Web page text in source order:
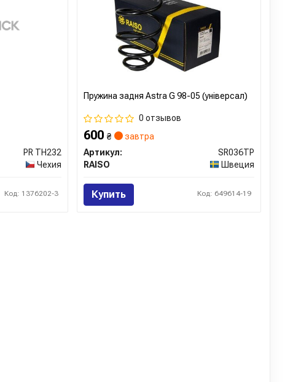
PR TH232
Чехия
Код: 1376202-3
Пружина задня Astra G 98-05 (універсал)
0 отзывов
600₴
завтра
Артикул:
SR036TP
RAISO
Швеция
Купить Код: 649614-19